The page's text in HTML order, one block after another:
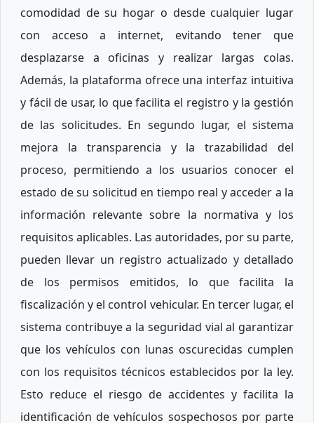
comodidad de su hogar o desde cualquier lugar
con acceso a internet, evitando tener que
desplazarse a oficinas y realizar largas colas.
Además, la plataforma ofrece una interfaz intuitiva
y fácil de usar, lo que facilita el registro y la gestión
de las solicitudes. En segundo lugar, el sistema
mejora la transparencia y la trazabilidad del
proceso, permitiendo a los usuarios conocer el
estado de su solicitud en tiempo real y acceder a la
información relevante sobre la normativa y los
requisitos aplicables. Las autoridades, por su parte,
pueden llevar un registro actualizado y detallado
de los permisos emitidos, lo que facilita la
fiscalización y el control vehicular. En tercer lugar, el
sistema contribuye a la seguridad vial al garantizar
que los vehículos con lunas oscurecidas cumplen
con los requisitos técnicos establecidos por la ley.
Esto reduce el riesgo de accidentes y facilita la
identificación de vehículos sospechosos por parte